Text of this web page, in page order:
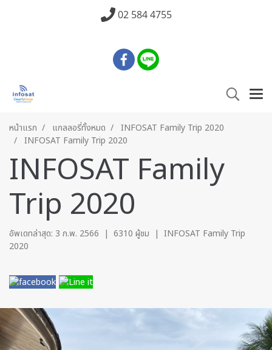
02 584 4755
หน้าแรก แกลลอรี่ทั้งหมด
INFOSAT Family Trip 2020
INFOSAT Family Trip 2020
INFOSAT Family
Trip 2020
อัพเดทล่าสุด: 3 ก.พ. 2566 | 6310 ผู้ชม | INFOSAT Family Trip
2020